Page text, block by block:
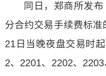
同日，郑商所发
分合约交易手续费标准
21日当晚夜盘交易时
2、2201、2202、